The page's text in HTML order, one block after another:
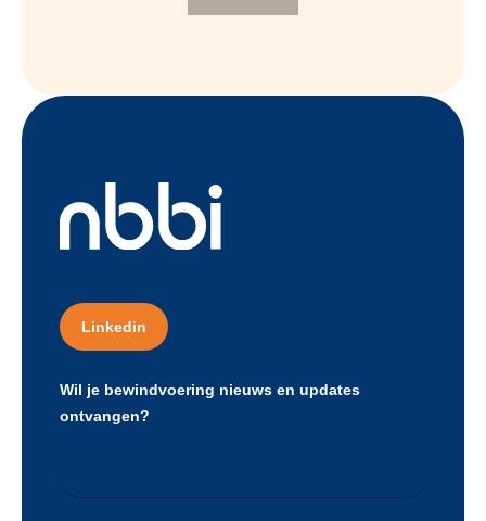
Linkedin
Wil je bewindvoering nieuws en updates
ontvangen?